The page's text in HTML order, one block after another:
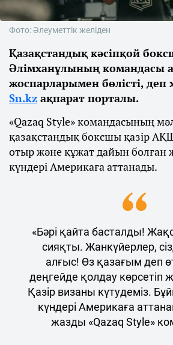
Фото: Әлеуметтік желіден
Қазақстандық кәсіпқой
Әлімханұлының командасы
жоспарларымен бөлісті, деп
Sn.kz ақпарат порталы.
«Qazaq Style» командасының
қазақстандық боксшы қазір
отыр және құжат дайын болған
күндері Америкаға аттанады.
«Бәрі қайта басталды!
сияқты. Жанкүйерлер,
алғыс! Өз қазағым деп
деңгейде қолдау көрсетіп
Қазір визаны күтудеміз.
күндері Америкаға
жазды «Qazaq Style»